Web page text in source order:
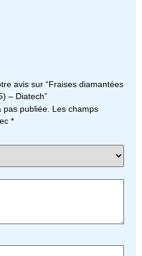
avis sur “Fraises diamantées
– Diatech”
publiée. Les champs
*